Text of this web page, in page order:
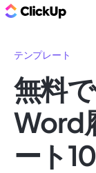
テンプレート
無料
Word
ート